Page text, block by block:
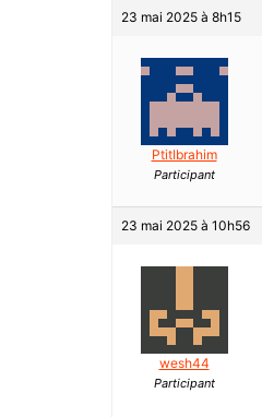
23 mai 2025 à 8h15
PtitIbrahim
Participant
23 mai 2025 à 10h56
wesh44
Participant